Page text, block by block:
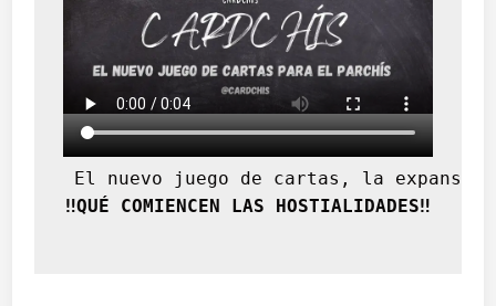
El nuevo juego de cartas, la
‼️QUÉ COMIENCEN LAS HOSTIALIDADES‼️